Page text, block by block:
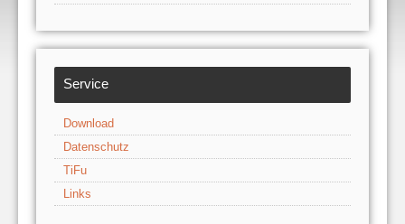
Service
Download
Datenschutz
TiFu
Links